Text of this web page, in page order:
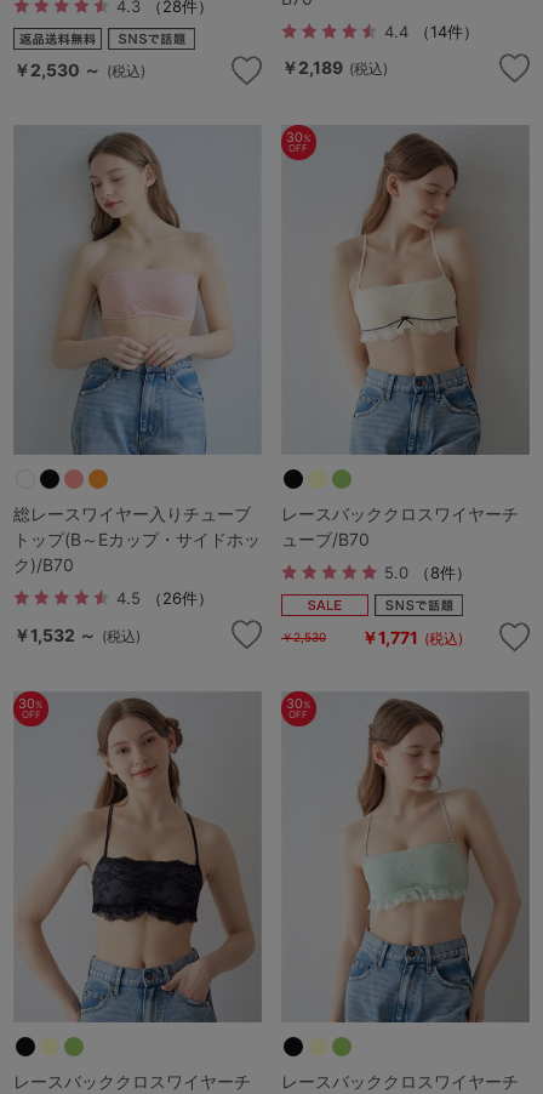
4.3 （28件）
￥2,530 ～ (税込)
4.4 （14件）
￥2,189 (税込)
総レースワイヤー入りチューブ
トップ(B～Eカップ・サイドホッ
ク)/B70
4.5 （26件）
￥1,532 ～ (税込)
30%
OFF
レースバッククロスワイヤーチ
ューブ/B70
5.0 （8件）
￥2,530 ￥1,771 (税込)
30%
OFF
レースバッククロスワイヤーチ
30%
OFF
レースバッククロスワイヤーチ